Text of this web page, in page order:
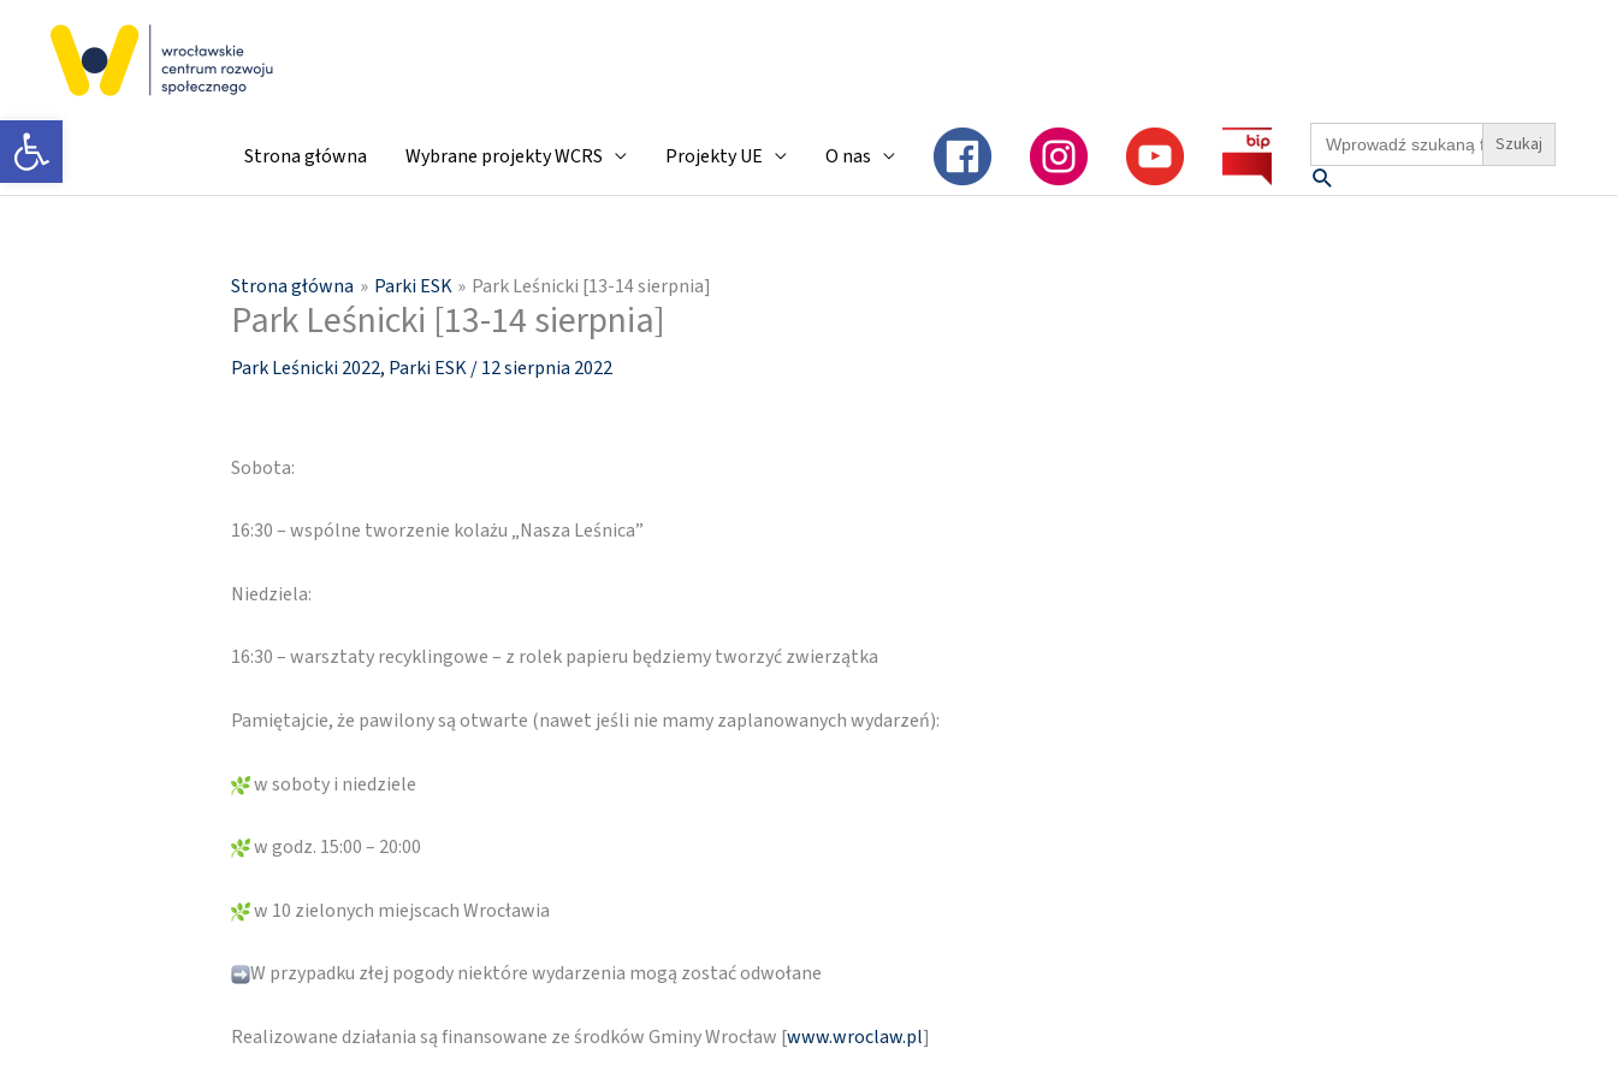
Otwórz pasek narzędzi Strona główna Wybrane projekty WCRS Projekty UE O nas
Search
for:
Szukaj
Strona główna Parki ESK Park Leśnicki [13-14 sierpnia]
Park Leśnicki [13-14 sierpnia]
Park Leśnicki 2022, Parki ESK/12 sierpnia 2022
Sobota:
16:30 – wspólne tworzenie kolażu „Nasza Leśnica”
Niedziela:
16:30 – warsztaty recyklingowe – z rolek papieru będziemy tworzyć zwierzątka
Pamiętajcie, że pawilony są otwarte (nawet jeśli nie mamy zaplanowanych wydarzeń):
w soboty i niedziele
w godz. 15:00 – 20:00
w 10 zielonych miejscach Wrocławia
W przypadku złej pogody niektóre wydarzenia mogą zostać odwołane
Realizowane działania są finansowane ze środków Gminy Wrocław [www.wroclaw.pl]